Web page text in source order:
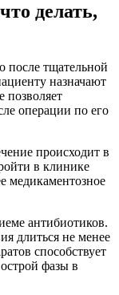
делать,
после тщательной
назначают
позволяет
операции по его
происходит в
в клинике
медикаментозное
антибиотиков.
длиться не менее
способствует
фазы в